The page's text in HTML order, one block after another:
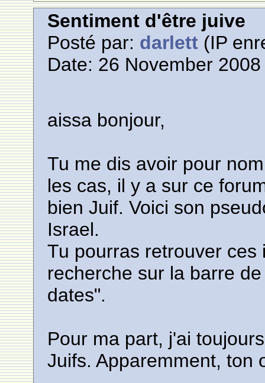
Sentiment d'être juive
Posté par: darlett (IP
Date: 26 November
aissa bonjour,
Tu me dis avoir pour
les cas, il y a sur ce
bien Juif. Voici son
Israel.
Tu pourras retrouver
recherche sur la barre
dates".
Pour ma part, j'ai
Juifs. Apparemment, ton